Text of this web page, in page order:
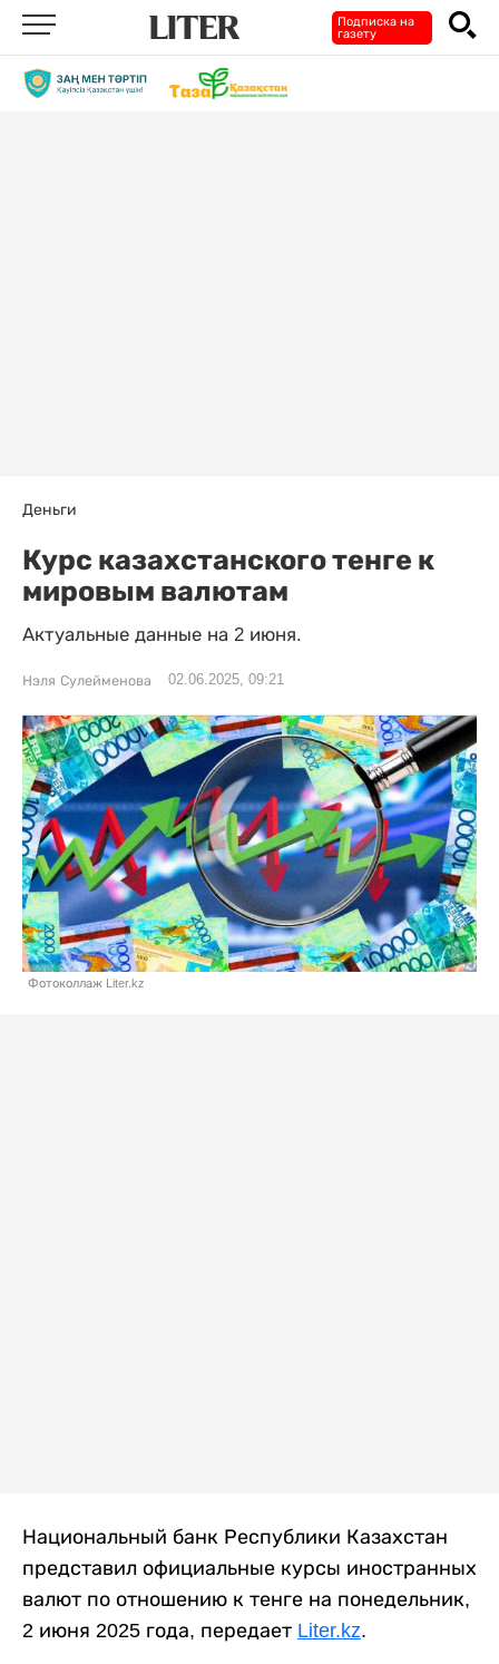
Подписка на
газету
Деньги
Курс казахстанского тенге к
мировым валютам
Актуальные данные на 2 июня.
Нэля Сулейменова 02.06.2025, 09:21
Фотоколлаж Liter.kz
Национальный банк Республики Казахстан
представил официальные курсы иностранных
валют по отношению к тенге на понедельник,
2 июня 2025 года, передает Liter.kz.